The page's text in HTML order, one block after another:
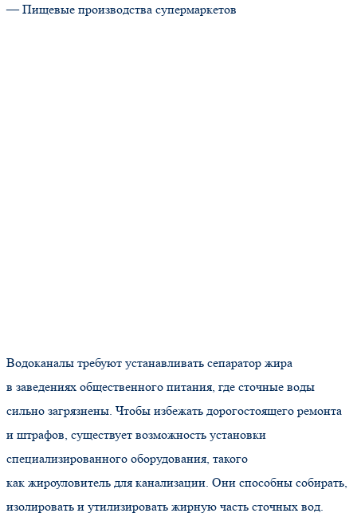
— Пищевые производства супермаркетов
Водоканалы требуют устанавливать сепаратор жира
в заведениях общественного питания, где сточные воды
сильно загрязнены. Чтобы избежать дорогостоящего ремонта
и штрафов, существует возможность установки
специализированного оборудования, такого
как жироуловитель для канализации. Они способны собирать,
изолировать и утилизировать жирную часть сточных вод.